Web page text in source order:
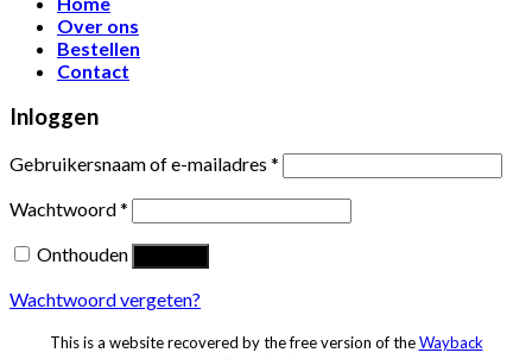
Over ons
Bestellen
Contact
Inloggen
Gebruikersnaam of e-mailadres *
Wachtwoord*
Onthouden
Wachtwoord vergeten?
This is a website recovered by the free version of theWayback